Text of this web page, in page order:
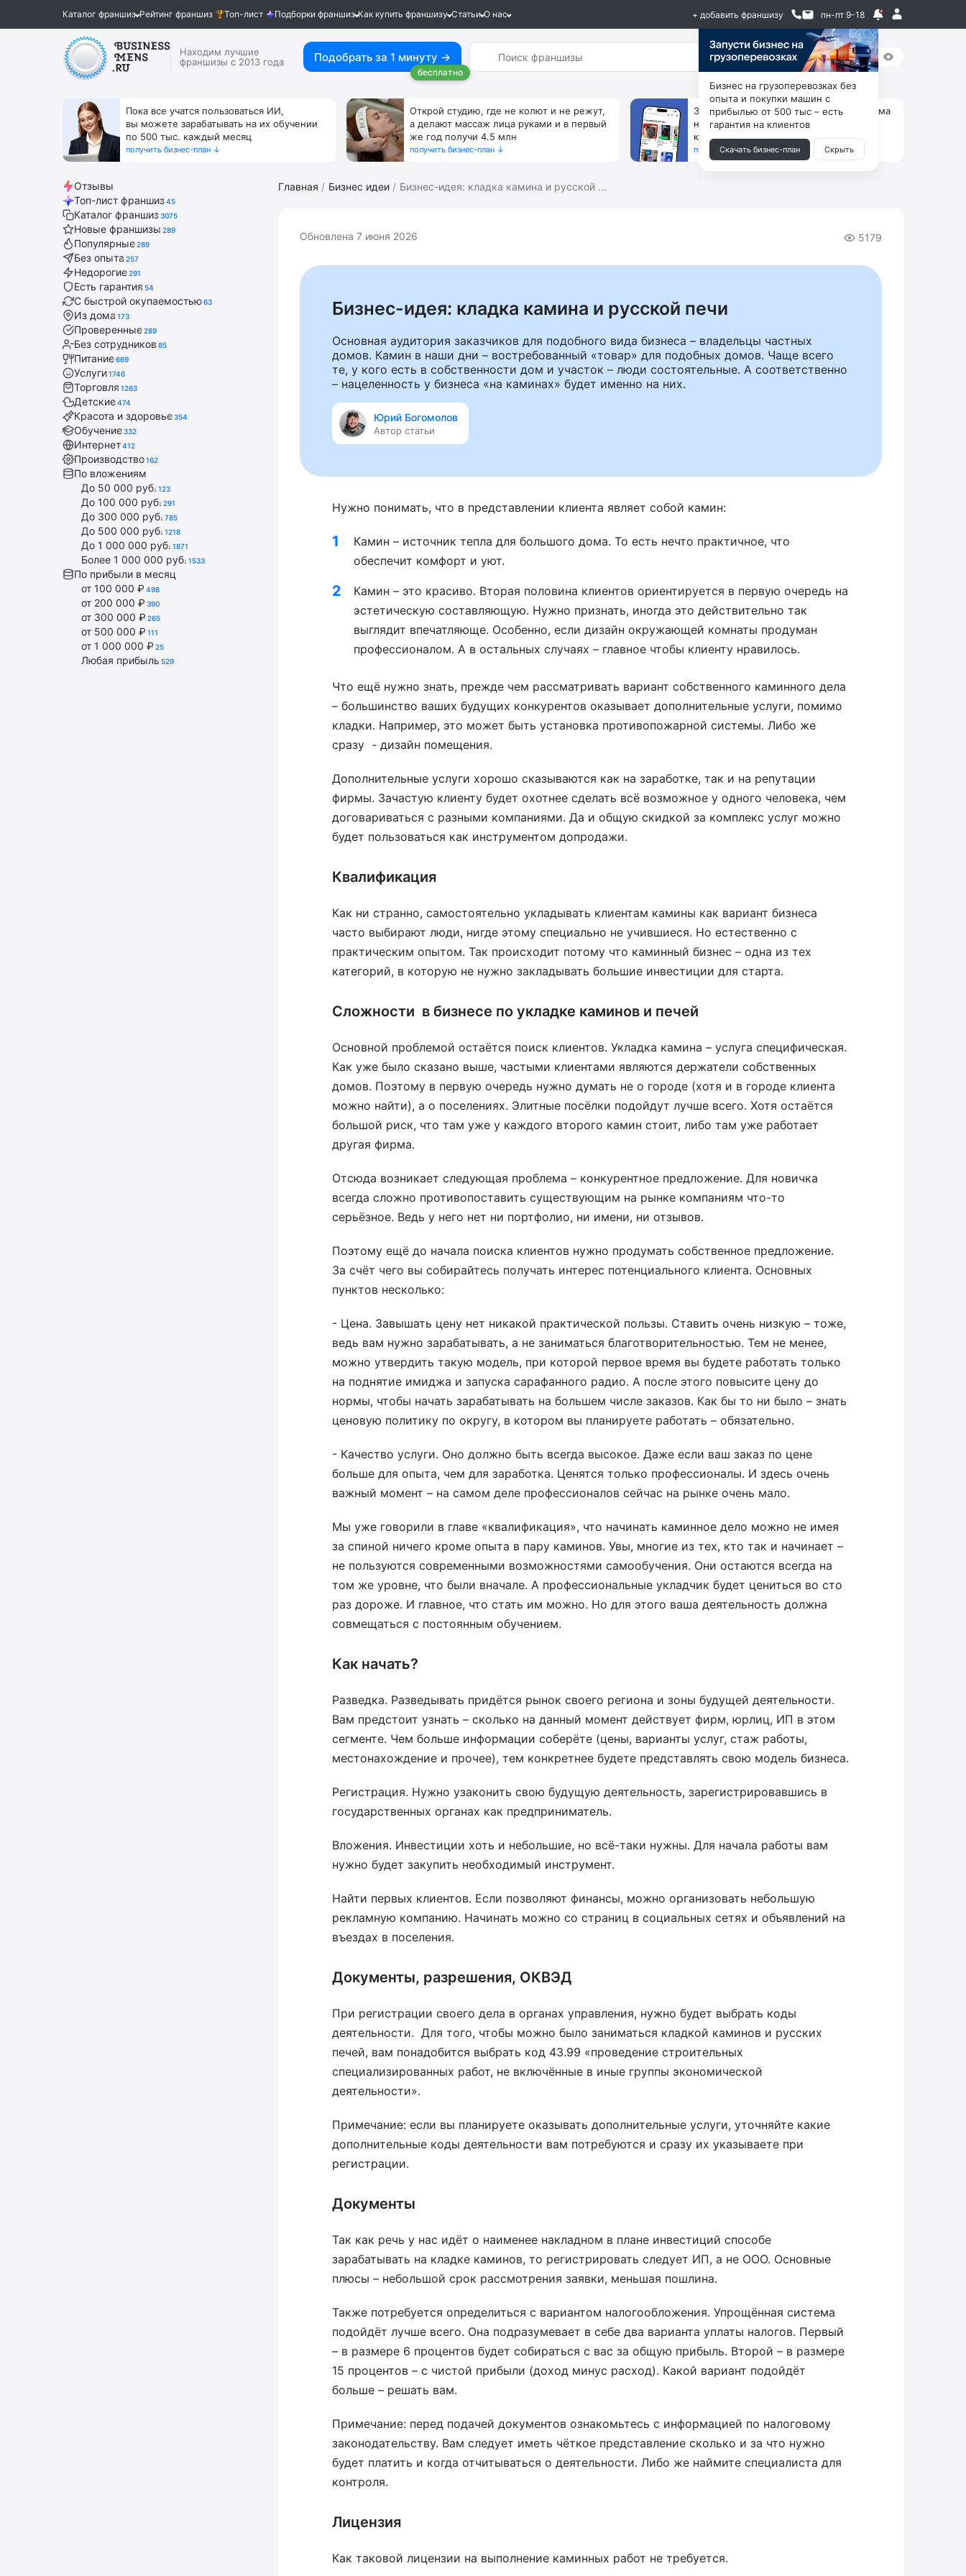
Каталог франшиз Рейтинг франшиз Топ-лист Подборки франшиз Как купить франшизу Статьи О нас + добавить франшизу пн-пт 9-18
Находим лучшие
франшизы с 2013 года
Подобрать за 1 минуту →
бесплатно
Пока все учатся пользоваться ИИ,
вы можете зарабатывать на их обучении
по 500 тыс. каждый месяц
получить бизнес-план ↓
Открой студию, где не колют и не режут,
а делают массаж лица руками и в первый
же год получи 4.5 млн
получить бизнес-план ↓
За 90 тыс. открой магазин на Авито, дома
ни коробок, ни товара, ни склада, зато
каждый месяц +125 тыс. чистыми
получить бизнес-план ↓
Отзывы
Топ-лист франшиз45
Каталог франшиз3075
Новые франшизы 289
Популярные289
Без опыта 257
Недорогие291
Есть гарантия 54
С быстрой окупаемостью63
Из дома 173
Проверенные289
Без сотрудников 85
Питание669
Услуги1746
Торговля 1263
Детские474
Красота и здоровье354
Обучение332
Интернет412
Производство162
По вложениям
До 50 000 руб. 123
До 100 000 руб. 291
До 300 000 руб. 785
До 500 000 руб. 1218
До 1 000 000 руб. 1871
Более 1 000 000 руб. 1533
По прибыли в месяц
от 100 000 ₽ 498
от 200 000 ₽ 390
от 300 000 ₽ 265
от 500 000 ₽ 111
от 1 000 000 ₽ 25
Любая прибыль 529
Главная Бизнес идеи Бизнес-идея: кладка камина и русской ...
Обновлена 7 июня 2026 5179
Бизнес-идея: кладка камина и русской печи
Основная аудитория заказчиков для подобного вида бизнеса – владельцы частных
домов. Камин в наши дни – востребованный «товар» для подобных домов. Чаще всего
те, у кого есть в собственности дом и участок – люди состоятельные. А соответственно
– нацеленность у бизнеса «на каминах» будет именно на них.
Юрий Богомолов
Автор статьи
Нужно понимать, что в представлении клиента являет собой камин:
Камин – источник тепла для большого дома. То есть нечто практичное, что
обеспечит комфорт и уют.
Камин – это красиво. Вторая половина клиентов ориентируется в первую очередь на
эстетическую составляющую. Нужно признать, иногда это действительно так
выглядит впечатляюще. Особенно, если дизайн окружающей комнаты продуман
профессионалом. А в остальных случаях – главное чтобы клиенту нравилось.
Что ещё нужно знать, прежде чем рассматривать вариант собственного каминного дела
– большинство ваших будущих конкурентов оказывает дополнительные услуги, помимо
кладки. Например, это может быть установка противопожарной системы. Либо же
сразу - дизайн помещения.
Дополнительные услуги хорошо сказываются как на заработке, так и на репутации
фирмы. Зачастую клиенту будет охотнее сделать всё возможное у одного человека, чем
договариваться с разными компаниями. Да и общую скидкой за комплекс услуг можно
будет пользоваться как инструментом допродажи.
Квалификация
Как ни странно, самостоятельно укладывать клиентам камины как вариант бизнеса
часто выбирают люди, нигде этому специально не учившиеся. Но естественно с
практическим опытом. Так происходит потому что каминный бизнес – одна из тех
категорий, в которую не нужно закладывать большие инвестиции для старта.
Сложности в бизнесе по укладке каминов и печей
Основной проблемой остаётся поиск клиентов. Укладка камина – услуга специфическая.
Как уже было сказано выше, частыми клиентами являются держатели собственных
домов. Поэтому в первую очередь нужно думать не о городе (хотя и в городе клиента
можно найти), а о поселениях. Элитные посёлки подойдут лучше всего. Хотя остаётся
большой риск, что там уже у каждого второго камин стоит, либо там уже работает
другая фирма.
Отсюда возникает следующая проблема – конкурентное предложение. Для новичка
всегда сложно противопоставить существующим на рынке компаниям что-то
серьёзное. Ведь у него нет ни портфолио, ни имени, ни отзывов.
Поэтому ещё до начала поиска клиентов нужно продумать собственное предложение.
За счёт чего вы собирайтесь получать интерес потенциального клиента. Основных
пунктов несколько:
- Цена. Завышать цену нет никакой практической пользы. Ставить очень низкую – тоже,
ведь вам нужно зарабатывать, а не заниматься благотворительностью. Тем не менее,
можно утвердить такую модель, при которой первое время вы будете работать только
на поднятие имиджа и запуска сарафанного радио. А после этого повысите цену до
нормы, чтобы начать зарабатывать на большем числе заказов. Как бы то ни было – знать
ценовую политику по округу, в котором вы планируете работать – обязательно.
- Качество услуги. Оно должно быть всегда высокое. Даже если ваш заказ по цене
больше для опыта, чем для заработка. Ценятся только профессионалы. И здесь очень
важный момент – на самом деле профессионалов сейчас на рынке очень мало.
Мы уже говорили в главе «квалификация», что начинать каминное дело можно не имея
за спиной ничего кроме опыта в пару каминов. Увы, многие из тех, кто так и начинает –
не пользуются современными возможностями самообучения. Они остаются всегда на
том же уровне, что были вначале. А профессиональные укладчик будет цениться во сто
раз дороже. И главное, что стать им можно. Но для этого ваша деятельность должна
совмещаться с постоянным обучением.
Как начать?
Разведка. Разведывать придётся рынок своего региона и зоны будущей деятельности.
Вам предстоит узнать – сколько на данный момент действует фирм, юрлиц, ИП в этом
сегменте. Чем больше информации соберёте (цены, варианты услуг, стаж работы,
местонахождение и прочее), тем конкретнее будете представлять свою модель бизнеса.
Регистрация. Нужно узаконить свою будущую деятельность, зарегистрировавшись в
государственных органах как предприниматель.
Вложения. Инвестиции хоть и небольшие, но всё-таки нужны. Для начала работы вам
нужно будет закупить необходимый инструмент.
Найти первых клиентов. Если позволяют финансы, можно организовать небольшую
рекламную компанию. Начинать можно со страниц в социальных сетях и объявлений на
въездах в поселения.
Документы, разрешения, ОКВЭД
При регистрации своего дела в органах управления, нужно будет выбрать коды
деятельности. Для того, чтобы можно было заниматься кладкой каминов и русских
печей, вам понадобится выбрать код 43.99 «проведение строительных
специализированных работ, не включённые в иные группы экономической
деятельности».
Примечание: если вы планируете оказывать дополнительные услуги, уточняйте какие
дополнительные коды деятельности вам потребуются и сразу их указываете при
регистрации.
Документы
Так как речь у нас идёт о наименее накладном в плане инвестиций способе
зарабатывать на кладке каминов, то регистрировать следует ИП, а не ООО. Основные
плюсы – небольшой срок рассмотрения заявки, меньшая пошлина.
Также потребуется определиться с вариантом налогообложения. Упрощённая система
подойдёт лучше всего. Она подразумевает в себе два варианта уплаты налогов. Первый
– в размере 6 процентов будет собираться с вас за общую прибыль. Второй – в размере
15 процентов – с чистой прибыли (доход минус расход). Какой вариант подойдёт
больше – решать вам.
Примечание: перед подачей документов ознакомьтесь с информацией по налоговому
законодательству. Вам следует иметь чёткое представление сколько и за что нужно
будет платить и когда отчитываться о деятельности. Либо же наймите специалиста для
контроля.
Лицензия
Как таковой лицензии на выполнение каминных работ не требуется.
Бизнес на грузоперевозках без
опыта и покупки машин с
прибылью от 500 тыс – есть
гарантия на клиентов
Скачать бизнес-план Скрыть